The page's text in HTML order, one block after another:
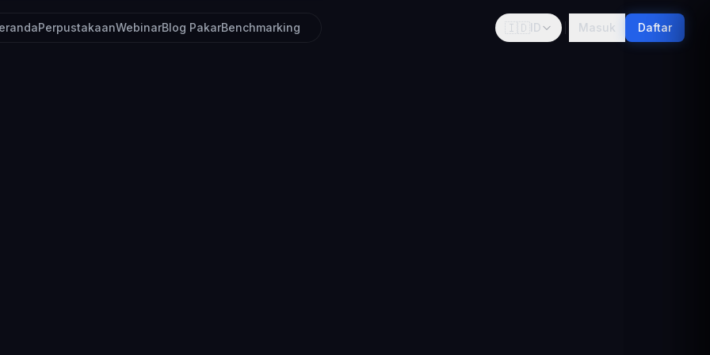
PerpustakaanWebinarBlog PakarBenchmarking 🇮🇩ID Masuk Daftar